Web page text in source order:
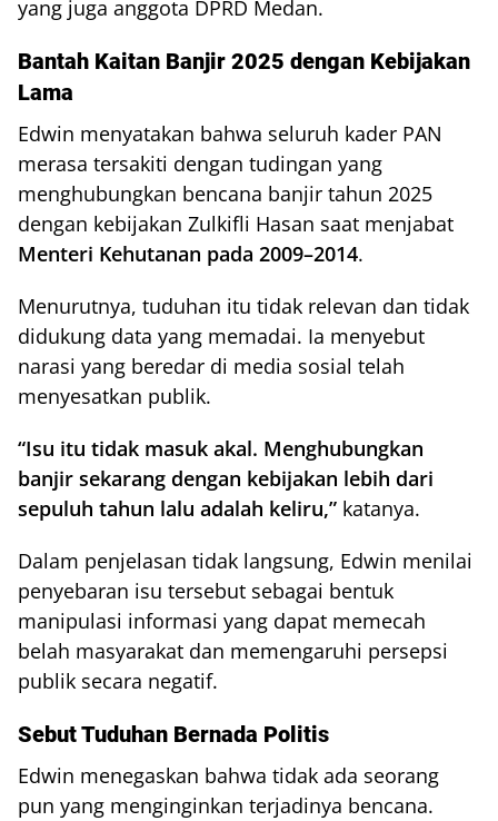
yang juga anggota DPRD Medan.
Bantah Kaitan Banjir 2025 dengan Kebijakan
Lama
Edwin menyatakan bahwa seluruh kader PAN
merasa tersakiti dengan tudingan yang
menghubungkan bencana banjir tahun 2025
dengan kebijakan Zulkifli Hasan saat menjabat
Menteri Kehutanan pada 2009–2014.
Menurutnya, tuduhan itu tidak relevan dan tidak
didukung data yang memadai. Ia menyebut
narasi yang beredar di media sosial telah
menyesatkan publik.
“Isu itu tidak masuk akal. Menghubungkan
banjir sekarang dengan kebijakan lebih dari
sepuluh tahun lalu adalah keliru,” katanya.
Dalam penjelasan tidak langsung, Edwin menilai
penyebaran isu tersebut sebagai bentuk
manipulasi informasi yang dapat memecah
belah masyarakat dan memengaruhi persepsi
publik secara negatif.
Sebut Tuduhan Bernada Politis
Edwin menegaskan bahwa tidak ada seorang
pun yang menginginkan terjadinya bencana.